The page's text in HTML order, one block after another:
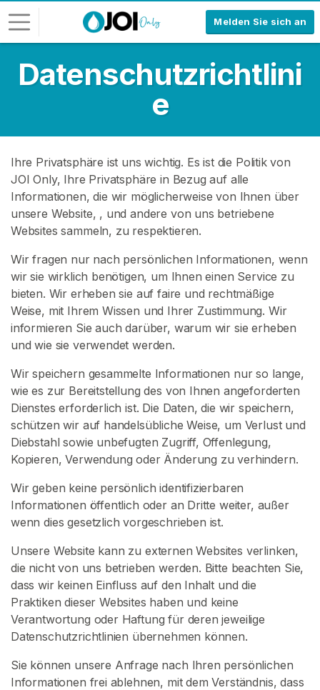
Melden Sie sich an
Datenschutzrichtlini
e
Ihre Privatsphäre ist uns wichtig. Es ist die Politik von
JOI Only, Ihre Privatsphäre in Bezug auf alle
Informationen, die wir möglicherweise von Ihnen über
unsere Website, , und andere von uns betriebene
Websites sammeln, zu respektieren.
Wir fragen nur nach persönlichen Informationen, wenn
wir sie wirklich benötigen, um Ihnen einen Service zu
bieten. Wir erheben sie auf faire und rechtmäßige
Weise, mit Ihrem Wissen und Ihrer Zustimmung. Wir
informieren Sie auch darüber, warum wir sie erheben
und wie sie verwendet werden.
Wir speichern gesammelte Informationen nur so lange,
wie es zur Bereitstellung des von Ihnen angeforderten
Dienstes erforderlich ist. Die Daten, die wir speichern,
schützen wir auf handelsübliche Weise, um Verlust und
Diebstahl sowie unbefugten Zugriff, Offenlegung,
Kopieren, Verwendung oder Änderung zu verhindern.
Wir geben keine persönlich identifizierbaren
Informationen öffentlich oder an Dritte weiter, außer
wenn dies gesetzlich vorgeschrieben ist.
Unsere Website kann zu externen Websites verlinken,
die nicht von uns betrieben werden. Bitte beachten Sie,
dass wir keinen Einfluss auf den Inhalt und die
Praktiken dieser Websites haben und keine
Verantwortung oder Haftung für deren jeweilige
Datenschutzrichtlinien übernehmen können.
Sie können unsere Anfrage nach Ihren persönlichen
Informationen frei ablehnen, mit dem Verständnis, dass
L
o
I
n
R
E
G
I
S
R
I
E
R
E
N
S
I
E
S
I
C
K
O
S
E
N
L
O
>
S
t
a
t
s